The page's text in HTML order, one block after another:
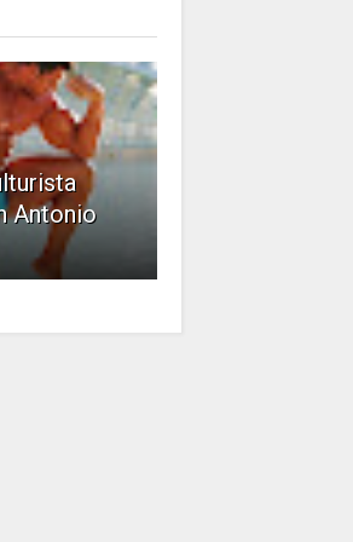
Antonio